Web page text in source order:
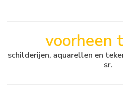
voorheen
schilderijen, aquarellen en
sr.